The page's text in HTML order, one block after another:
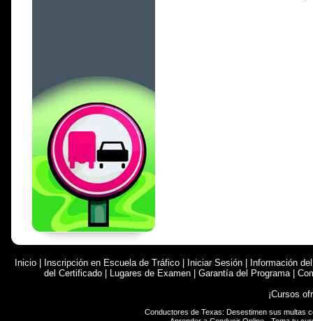
Inicio Inscripción en Escuela de Tráfico Iniciar Sesión
Información
del Certificado
Lugares de Examen Garantía del Programa|
¡Cursos
Conductores de Texas: Desestimen sus multas